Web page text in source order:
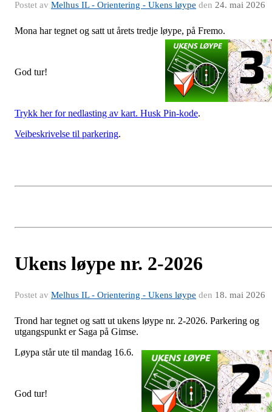
Postet av Melhus IL - Orientering - Ukens løype den 24. mai 2026
Mona har tegnet og satt ut årets tredje løype, på Fremo.
God tur!
Trykk her for nedlasting av kart. Husk Pin-kode.
Veibeskrivelse til parkering.
Ukens løype nr. 2-2026
Postet av Melhus IL - Orientering - Ukens løype den 18. mai 2026
Trond har tegnet og satt ut ukens løype nr. 2-2026. Parkering og
utgangspunkt er Saga på Gimse.
Løypa står ute til mandag 16.6.
God tur!